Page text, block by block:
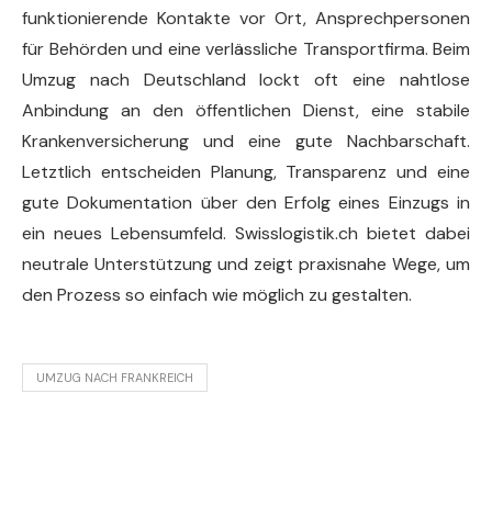
funktionierende Kontakte vor Ort, Ansprechpersonen
für Behörden und eine verlässliche Transportfirma. Beim
Umzug nach Deutschland lockt oft eine nahtlose
Anbindung an den öffentlichen Dienst, eine stabile
Krankenversicherung und eine gute Nachbarschaft.
Letztlich entscheiden Planung, Transparenz und eine
gute Dokumentation über den Erfolg eines Einzugs in
ein neues Lebensumfeld. Swisslogistik.ch bietet dabei
neutrale Unterstützung und zeigt praxisnahe Wege, um
den Prozess so einfach wie möglich zu gestalten.
UMZUG NACH FRANKREICH